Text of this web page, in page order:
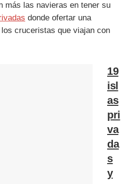
más las navieras en tener su
donde ofertar una
cruceristas que viajan con
19
isl
as
pri
va
da
s
y